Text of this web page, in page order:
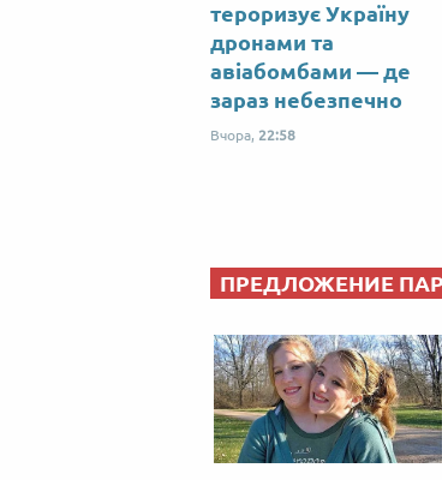
тероризує Україну
дронами та
авіабомбами — де
зараз небезпечно
Вчора, 22:58
ПРЕДЛОЖЕНИЕ